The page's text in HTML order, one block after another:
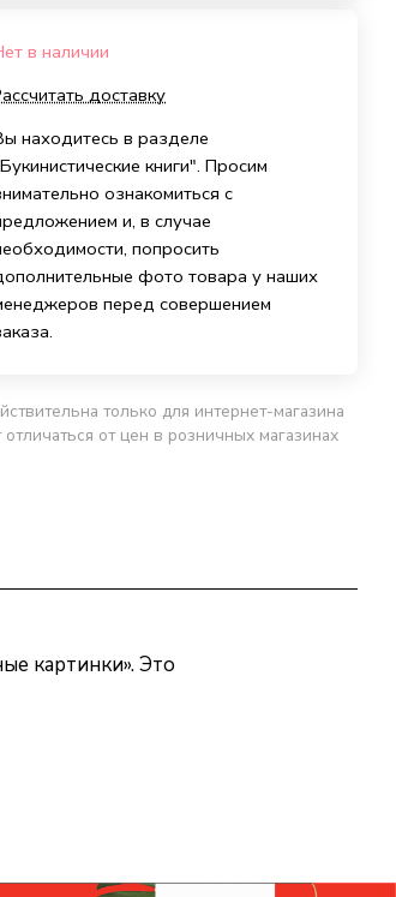
в наличии
доставку
находитесь в разделе
книги". Просим
ознакомиться с
и, в случае
попросить
фото товара у наших
перед совершением
только для интернет-магазина
от цен в розничных магазинах
картинки». Это